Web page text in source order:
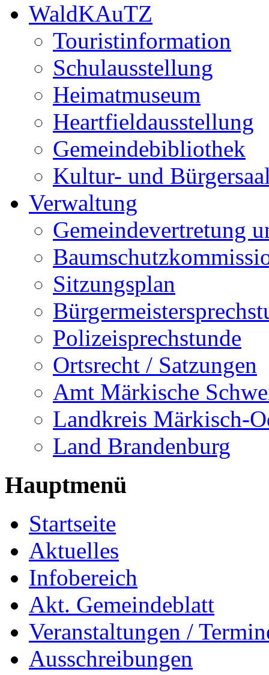
WaldKAuTZ
Touristinformation
Schulausstellung
Heimatmuseum
Heartfieldausstellung
Gemeindebibliothek
Kultur- und
Verwaltung
Gemeindevertretung
Sitzungsplan
Polizeisprechstunde
Ortsrecht / Satzungen
Amt Märkische
Landkreis Märkisch-
Land Brandenburg
Hauptmenü
Startseite
Aktuelles
Infobereich
Akt. Gemeindeblatt
Veranstaltungen /
Ausschreibungen